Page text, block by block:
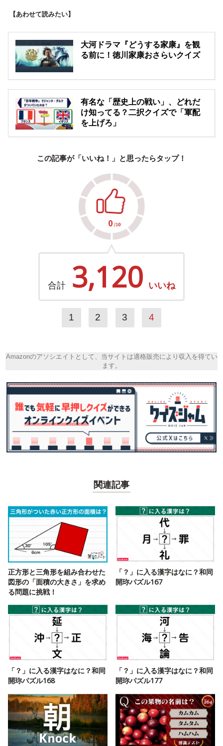
【あわせて読みたい】
大河ドラマ『どうする家康』を観
る前に！徳川家康おさらいクイズ
有名な「歴史上の戦い」、どれだ
け知ってる？二択クイズで「軍配
を上げろ」
この記事が「いいね！」と思ったらタップ！
合計 3,120 いいね
1 2 3 4
Amazonのアソシエイトとして、当サイトは適格販売により収入を得てい
ます。
関連記事
正方形と三角形を組み合わせた
図形の「面積の大きさ」を求め
る問題に挑戦！
「？」に入る漢字はなに？和同
開珎パズル167
「？」に入る漢字はなに？和同
開珎パズル168
「？」に入る漢字はなに？和同
開珎パズル177